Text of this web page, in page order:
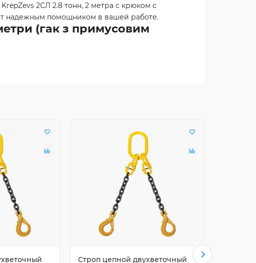
2СЛ 2.8 тонн, 2 метра с крюком с
надежным помощником в вашей работе.
(гак з примусовим
Строп цепной двухветочный